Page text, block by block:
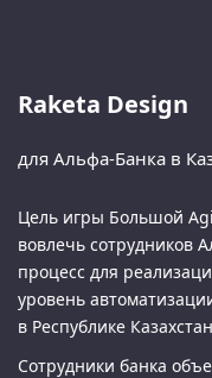
Raketa Design
Большой Agile
для Альфа-Банка в
Цель игры Большой
вовлечь сотрудников
процесс для
уровень
в Республике
Сотрудники банка